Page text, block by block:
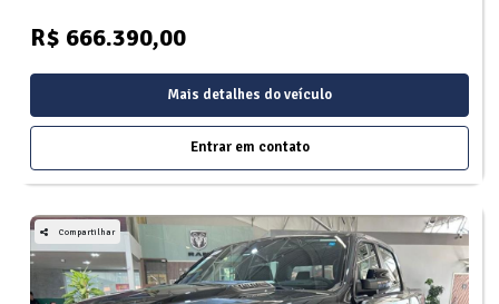
R$ 666.390,00
Mais detalhes do veículo
Entrar em contato
Compartilhar